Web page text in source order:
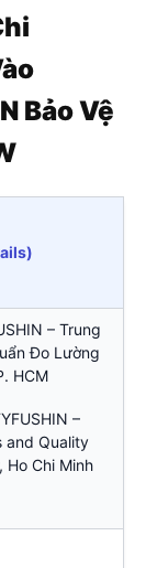
Bảo Vệ
– Trung
Đo Lường
HCM
–
and Quality
Ho Chi Minh